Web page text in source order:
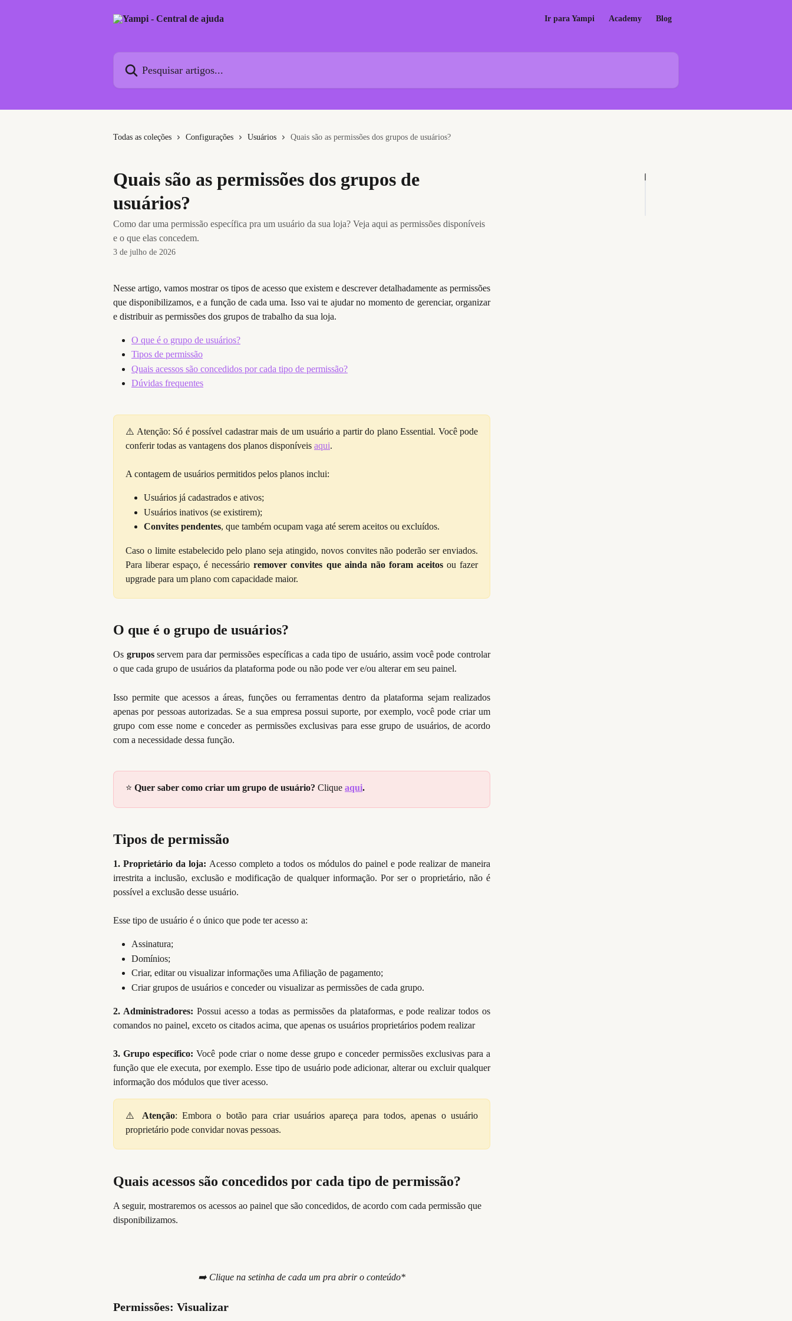
Ir para Yampi Academy Blog
Todas as coleções Configurações Usuários Quais são as permissões dos grupos de usuários?
Quais são as permissões dos grupos de
usuários?
Como dar uma permissão específica pra um usuário da sua loja? Veja aqui as permissões disponíveis
e o que elas concedem.
3 de julho de 2026
Nesse artigo, vamos mostrar os tipos de acesso que existem e descrever detalhadamente as permissões
que disponibilizamos, e a função de cada uma. Isso vai te ajudar no momento de gerenciar, organizar
e distribuir as permissões dos grupos de trabalho da sua loja.
O que é o grupo de usuários?
Tipos de permissão
Quais acessos são concedidos por cada tipo de permissão?
Dúvidas frequentes
⚠️ Atenção: Só é possível cadastrar mais de um usuário a partir do plano Essential. Você pode
conferir todas as vantagens dos planos disponíveis aqui.
A contagem de usuários permitidos pelos planos inclui:
Usuários já cadastrados e ativos;
Usuários inativos (se existirem);
Convites pendentes, que também ocupam vaga até serem aceitos ou excluídos.
Caso o limite estabelecido pelo plano seja atingido, novos convites não poderão ser enviados.
Para liberar espaço, é necessárioremover convites que ainda não foram aceitosou fazer
upgrade para um plano com capacidade maior.
O que é o grupo de usuários?
Os gruposservem para dar permissões específicas a cada tipo de usuário, assim você pode controlar
o que cada grupo de usuários da plataforma pode ou não pode ver e/ou alterar em seu painel.
Isso permite que acessos a áreas, funções ou ferramentas dentro da plataforma sejam realizados
apenas por pessoas autorizadas. Se a sua empresa possui suporte, por exemplo, você pode criar um
grupo com esse nome e conceder as permissões exclusivas para esse grupo de usuários, de acordo
com a necessidade dessa função.
⭐ Quer saber como criar um grupo de usuário? Clique aqui.
Tipos de permissão
1. Proprietário da loja: Acesso completo a todos os módulos do painel e pode realizar de maneira
irrestrita a inclusão, exclusão e modificação de qualquer informação. Por ser o proprietário, não é
possível a exclusão desse usuário.
Esse tipo de usuário é o único que pode ter acesso a:
Assinatura;
Domínios;
Criar, editar ou visualizar informações uma Afiliação de pagamento;
Criar grupos de usuários e conceder ou visualizar as permissões de cada grupo.
2. Administradores: Possui acesso a todas as permissões da plataformas, e pode realizar todos os
comandos no painel, exceto os citados acima, que apenas os usuários proprietários podem realizar
3. Grupo específico: Você pode criar o nome desse grupo e conceder permissões exclusivas para a
função que ele executa, por exemplo. Esse tipo de usuário pode adicionar, alterar ou excluir qualquer
informação dos módulos que tiver acesso.
⚠️ Atenção: Embora o botão para criar usuários apareça para todos, apenas o usuário
proprietário pode convidar novas pessoas.
Quais acessos são concedidos por cada tipo de permissão?
A seguir, mostraremos os acessos ao painel que são concedidos, de acordo com cada permissão que
disponibilizamos.
➡️ Clique na setinha de cada um pra abrir o conteúdo*
Permissões: Visualizar